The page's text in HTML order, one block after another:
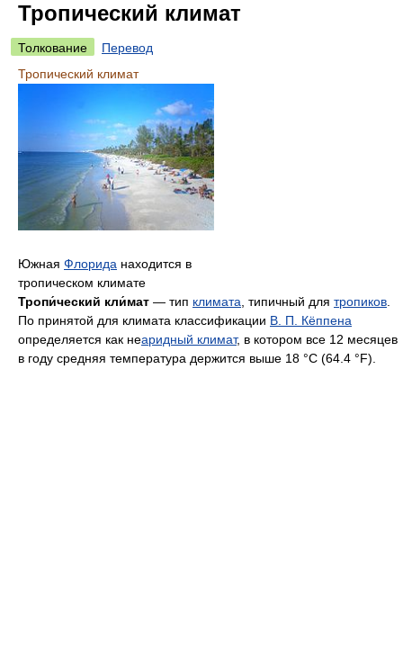
Тропический климат
Толкование
Перевод
Тропический климат
Южная Флорида находится в
тропическом климате
Тропи́ческий кли́мат — тип климата , типичный для тропиков
По принятой для климата классификации В. П. Кёппена
определяется как неаридный климат, в котором все 12 месяцев
в году средняя температура держится выше 18 °C (64.4 °F).